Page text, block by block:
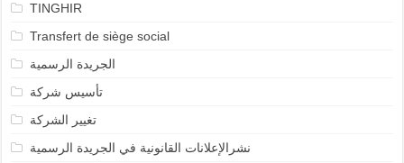
TINGHIR
Transfert de siège social
الجريدة الرسمية
تأسيس شركة
تغيير الشركة
نشرالإعلانات القانونية في الجريدة الرسمية